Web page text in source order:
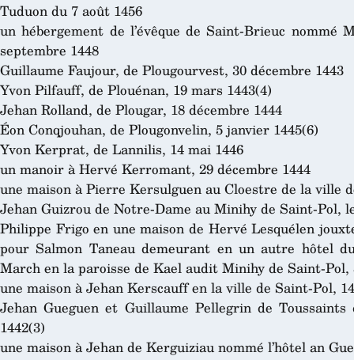
Tuduon du 7 août 1456
un hébergement de l’évêque de Saint-Brieuc nommé
septembre 1448
Guillaume Faujour, de Plougourvest, 30 décembre 1443
Yvon Pilfauff, de Plouénan, 19 mars 1443(4)
Jehan Rolland, de Plougar, 18 décembre 1444
Éon Conqjouhan, de Plougonvelin, 5 janvier 1445(6)
Yvon Kerprat, de Lannilis, 14 mai 1446
un manoir à Hervé Kerromant, 29 décembre 1444
une maison à Pierre Kersulguen au Cloestre de la ville
Jehan Guizrou de Notre-Dame au Minihy de Saint-Pol,
Philippe Frigo en une maison de Hervé Lesquélen
pour Salmon Taneau demeurant en un autre hôtel
March en la paroisse de Kael audit Minihy de Saint-Pol,
une maison à Jehan Kerscauff en la ville de Saint-Pol,
Jehan Gueguen et Guillaume Pellegrin de
1442(3)
une maison à Jehan de Kerguiziau nommé l’hôtel an